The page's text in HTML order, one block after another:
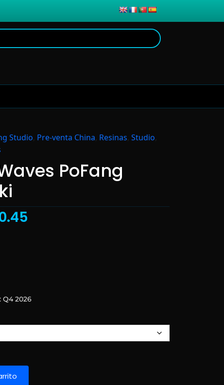
Studio Pre-venta China Resinas ,Studio
PoFang
2026